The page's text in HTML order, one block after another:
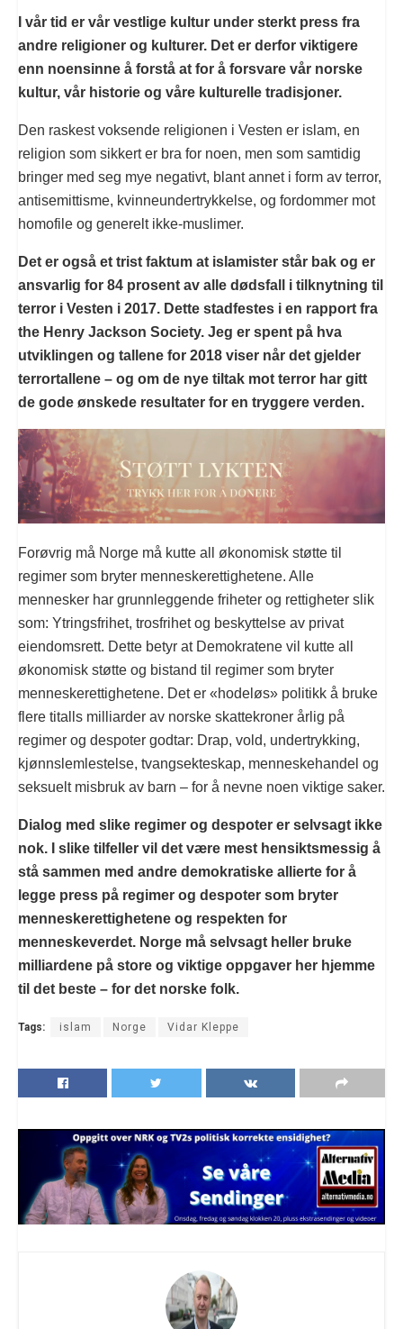
I vår tid er vår vestlige kultur under sterkt press fra
andre religioner og kulturer. Det er derfor viktigere
enn noensinne å forstå at for å forsvare vår norske
kultur, vår historie og våre kulturelle tradisjoner.
Den raskest voksende religionen i Vesten er islam, en
religion som sikkert er bra for noen, men som samtidig
bringer med seg mye negativt, blant annet i form av terror,
antisemittisme, kvinneundertrykkelse, og fordommer mot
homofile og generelt ikke-muslimer.
Det er også et trist faktum at islamister står bak og er
ansvarlig for 84 prosent av alle dødsfall i tilknytning til
terror i Vesten i 2017. Dette stadfestes i en rapport fra
the Henry Jackson Society. Jeg er spent på hva
utviklingen og tallene for 2018 viser når det gjelder
terrortallene – og om de nye tiltak mot terror har gitt
de gode ønskede resultater for en tryggere verden.
Forøvrig må Norge må kutte all økonomisk støtte til
regimer som bryter menneskerettighetene. Alle
mennesker har grunnleggende friheter og rettigheter slik
som: Ytringsfrihet, trosfrihet og beskyttelse av privat
eiendomsrett. Dette betyr at Demokratene vil kutte all
økonomisk støtte og bistand til regimer som bryter
menneskerettighetene. Det er «hodeløs» politikk å bruke
flere titalls milliarder av norske skattekroner årlig på
regimer og despoter godtar: Drap, vold, undertrykking,
kjønnslemlestelse, tvangsekteskap, menneskehandel og
seksuelt misbruk av barn – for å nevne noen viktige saker.
Dialog med slike regimer og despoter er selvsagt ikke
nok. I slike tilfeller vil det være mest hensiktsmessig å
stå sammen med andre demokratiske allierte for å
legge press på regimer og despoter som bryter
menneskerettighetene og respekten for
menneskeverdet. Norge må selvsagt heller bruke
milliardene på store og viktige oppgaver her hjemme
til det beste – for det norske folk.
Tags: islam Norge Vidar Kleppe